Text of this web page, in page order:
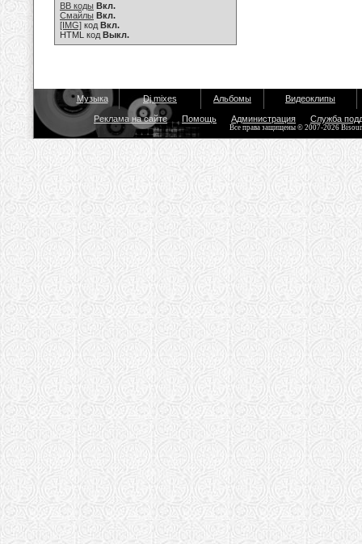
BB коды Вкл.
Смайлы Вкл.
[IMG] код Вкл.
HTML код Выкл.
Музыка Dj mixes Альбомы Видеоклипы
Реклама на сайте Помощь Администрация Служба
Все права защищены © 2007-2026